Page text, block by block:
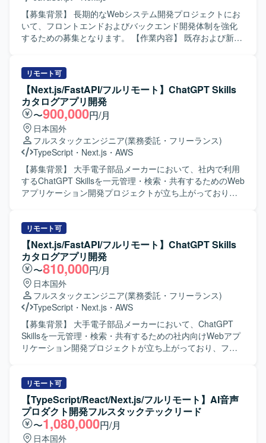
やすく共有できるコミュニケーション力をお持ちの方を歓
迎いたします。 仕様が確定しきっていないフェーズでも、
課題を整理しながら主体的に推進できる方を想定しており
ンの魅力】 人事領域の統合基盤プロダクトの新規開発に、
フロントエンドリードとして深く関わっていただけます。
AIコーディングツールを積極的に活用しながら、開発フロ
ーやナレッジの整備を主導できる環境です。 長期的なプロ
ジェクトの中で、UI/UXやアーキテクチャの設計思想をプロ
ダクト全体に反映していく経験を積んでいただけます。
【開発環境】 言語はTypeScriptを使用し、フレームワーク
としてReactを採用しております。 インフラには
AWS（CloudFront, S3, ECS）を利用しており、GitHubや
Slack、Backlogなどのツールを用いて開発を進めておりま
す。 PCはWindowsまたはMacが支給され、Claude Codeを
【募集背景】 長期的なWebシステム開発プロジェクトにお
いて、フロントエンドおよびバックエンド開発体制を強化
するための募集となります。 【作業内容】 既存および新規
いたWebアプリケーション開発を行っていただき、API連携
や画面とのデータ連携も実装いただきます。Gitを用いたチ
ーム開発プロセスに参加し、コードレビューやブランチ運
用ルールに沿った開発を行います。Dockerを利用した開発
環境の構築やコンテナベースでの動作確認も実施いただき
ます。仕様駆動開発やAI駆動開発の考え方を取り入れなが
ら、AI活用を意識した設計・実装にも携わっていただきま
す。 【求める人物像】 フロントエンドとバックエンドの両
面で主体的に開発を進められる方を求めています。チーム
メンバーとのコミュニケーションを大切にしながら、Gitを
前提とした開発フローに順応できる方を歓迎いたします。
境です。 【ポジションの魅力】 Next.js/ReactとPHPを組み
合わせたWebシステム開発に継続的に関わることで、フロ
ントエンド・バックエンド双方のスキルを高めていただけ
ます。Dockerを用いたコンテナ開発環境での実務経験や、
AI駆動開発に関する知見を深められる点も特徴となりま
す。長期的な参画を通じて、仕様検討から実装・改善まで
一貫して携われる機会があります。 【開発環境】
Next.js/Reactを用いたWebフロントエンド開発環境と、
PHPベースのバックエンド開発環境となります。Gitを利用
したソースコード管理を行い、Dockerによるコンテナ化さ
れた開発環境で作業を進めていただきます。仕様駆動開発
リモート可
【Next.js/FastAPI/フルリモート】ChatGPT Skills
カタログアプリ開発
〜900,000円/月
日本国外
フルスタックエンジニア(業務委託・フリーランス)
TypeScript ・ Next.js ・ AWS
【募集背景】 大手電子部品メーカーにおいて、社内で利用
するChatGPT Skillsを一元管理・検索・共有するためのWeb
アプリケーション開発プロジェクトが立ち上がっており、
っていただきます。 FastAPIを用いたバックエンドおよび
APIの設計・実装を担当していただきます。 SkillsのZIPファ
イルアップロード、情報登録、一覧表示、検索機能の実装
を行っていただきます。 Gitリポジトリへの登録・連携機能
の実装を行っていただきます。 Dockerを用いた開発環境お
よび実行環境の構築を行っていただきます。 AWS ECSへの
アプリケーションデプロイを行っていただきます。 CI/CD
パイプラインの設計・構築を行っていただきます。 単体テ
スト、結合テスト、コードレビューの実施を行っていただ
きます。 【求める人物像】 フロントエンドからバックエン
ド、インフラまで一貫して主体的に対応できる方を求めて
開発プロセスの標準化にも関心を持ち、継続的な改善に取
り組める方を歓迎いたします。 【ポジションの魅力】 生成
AI関連のChatGPT Skillsを扱う社内向けWebアプリケーショ
ンの立ち上げから携わることができる案件です。 Next.js、
FastAPI、AWS ECS、Docker、GitHub Actionsといったモ
リモート可
【Next.js/FastAPI/フルリモート】ChatGPT Skills
カタログアプリ開発
〜810,000円/月
日本国外
フルスタックエンジニア(業務委託・フリーランス)
TypeScript ・ Next.js ・ AWS
【募集背景】 大手電子部品メーカーにおいて、ChatGPT
Skillsを一元管理・検索・共有するための社内向けWebアプ
リケーション開発プロジェクトが立ち上がっており、フル
実装を行っていただきます。 FastAPIを用いたバックエンド
およびAPIの設計・実装を担当していただきます。 Skillsの
ZIPファイルアップロード、情報登録、一覧表示、検索機能
の実装を行っていただきます。 Gitリポジトリへの登録・連
携機能の実装を行っていただきます。 Dockerを用いた開発
リモート可
【TypeScript/React/Next.js/フルリモート】AI音声
プロダクト開発フルスタックテックリード
〜1,080,000円/月
日本国外